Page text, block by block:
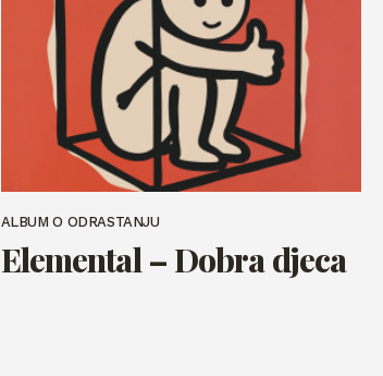
ALBUM O ODRASTANJU
Elemental – Dobra djeca